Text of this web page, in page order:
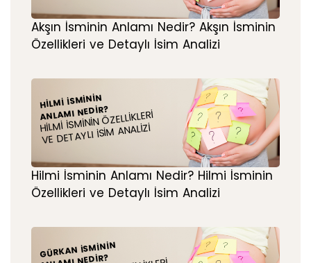
Akşın İsminin Anlamı Nedir? Akşın İsminin
Özellikleri ve Detaylı İsim Analizi
HILMI İSMININ
ANLAMI NEDIR?
HILMI İSMININ ÖZELLIKLERI
VE DETAYLI İSIM ANALIZI
Hilmi İsminin Anlamı Nedir? Hilmi İsminin
Özellikleri ve Detaylı İsim Analizi
GÜRKAN İSMININ